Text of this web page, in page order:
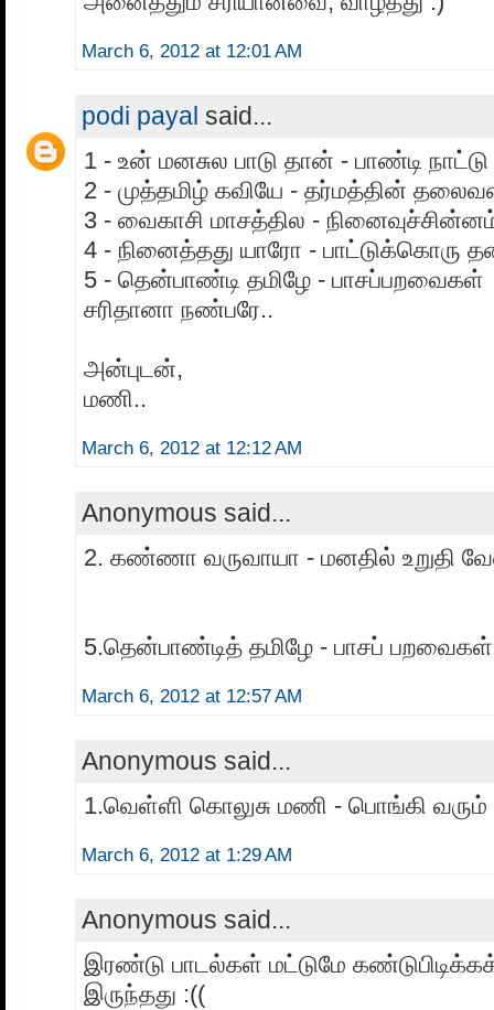
March 6, 2012 at 12:01 AM
podi payal said...
1 - உன் மனசுல பாடு தான் - பாண்டி
2 - முத்தமிழ் கவியே - தர்மத்தின்
3 - வைகாசி மாசத்தில -
4 - நினைத்தது யாரோ - பாட்டுக்கொரு
5 - தென்பாண்டி தமிழே - பாசப்பறவைகள்
சரிதானா நண்பரே..
அன்புடன்,
மணி..
March 6, 2012 at 12:12 AM
Anonymous said...
2. கண்ணா வருவாயா - மனதில் உறுதி
5.தென்பாண்டித் தமிழே - பாசப்
March 6, 2012 at 12:57 AM
Anonymous said...
1.வெள்ளி கொலுசு மணி - பொங்கி வரும்
March 6, 2012 at 1:29 AM
Anonymous said...
இரண்டு பாடல்கள் மட்டுமே
இருந்தது :((